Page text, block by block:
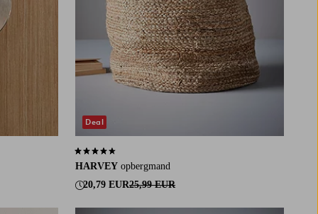
HARVEY opbergmand
20,79 EUR25,99 EUR
4,5 op basis van 46 beoordelingen
Deal